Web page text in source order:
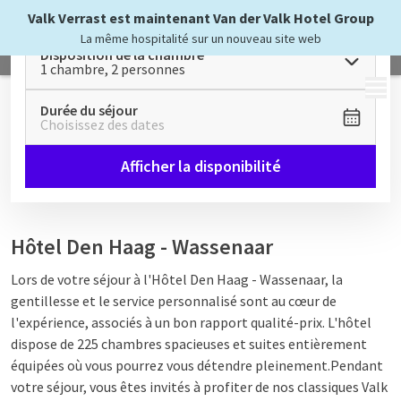
Valk Verrast est maintenant Van der Valk Hotel Group
La même hospitalité sur un nouveau site web
MENU
Disposition de la chambre
1 chambre, 2 personnes
Durée du séjour
Choisissez des dates
Afficher la disponibilité
Hôtel Den Haag - Wassenaar
Lors de votre séjour à l'Hôtel Den Haag - Wassenaar, la
gentillesse et le service personnalisé sont au cœur de
l'expérience, associés à un bon rapport qualité-prix. L'hôtel
dispose de 225 chambres spacieuses et suites entièrement
équipées où vous pourrez vous détendre pleinement.Pendant
votre séjour, vous êtes invités à profiter de nos classiques Valk